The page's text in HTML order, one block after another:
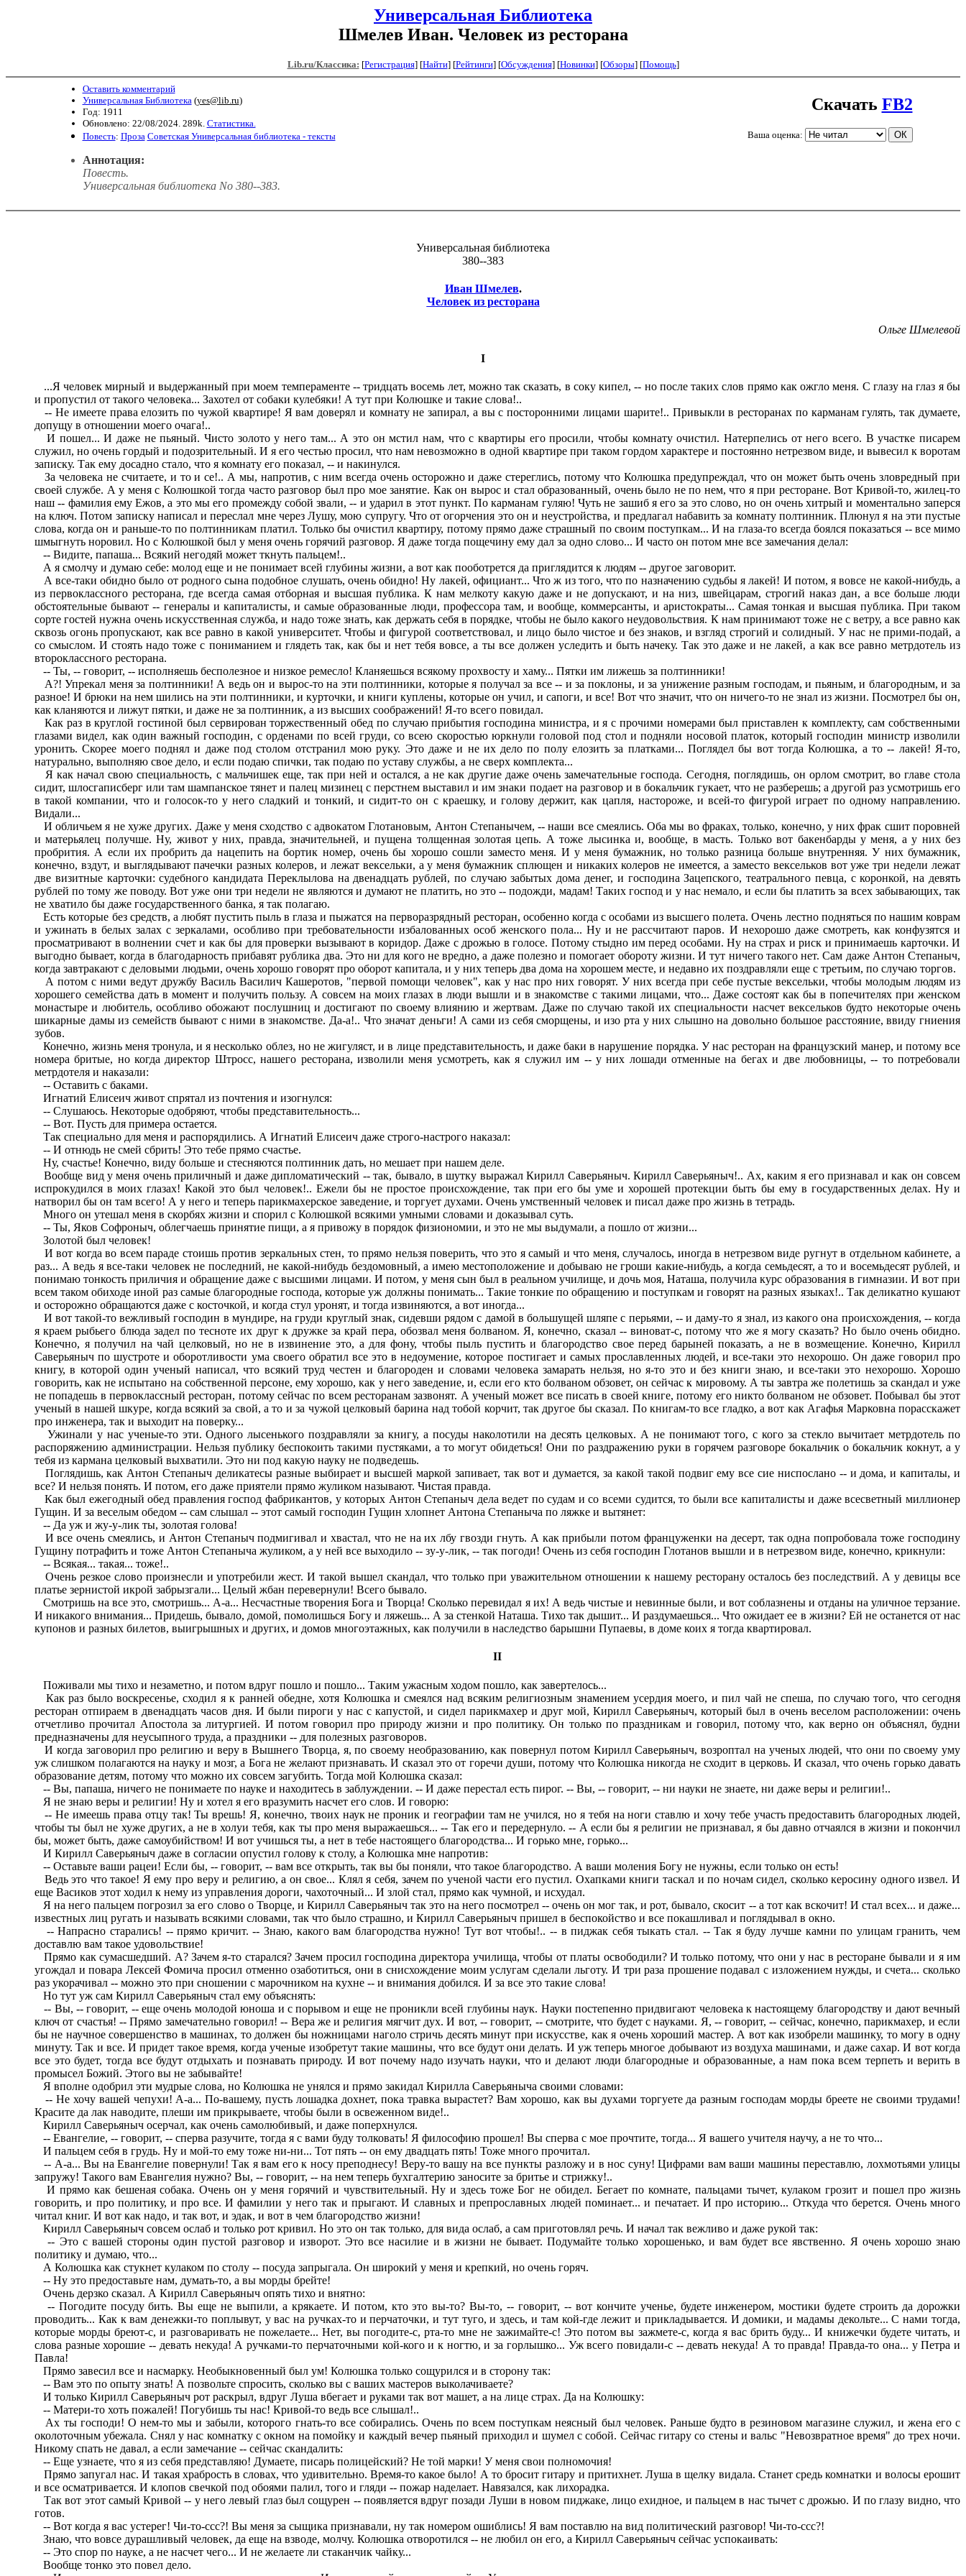
Универсальная Библиотека
Шмелев Иван. Человек из ресторана
Lib.ru/Классика: [Регистрация] [Найти] [Рейтинги] [Обсуждения] [Новинки] [Обзоры] [Помощь]
Оставить комментарий
Универсальная Библиотека (yes@lib.ru)
Год: 1911
Обновлено: 22/08/2024. 289k. Статистика.
Повесть: Проза Советская Универсальная библиотека - тексты
Скачать FB2
Ваша оценка:
Аннотация:
Повесть.
Универсальная библиотека No 380--383.
Универсальная библиотека
380--383
Иван Шмелев.
Человек из ресторана
Ольге Шмелевой
I
...Я человек мирный и выдержанный при моем темпераменте -- тридцать восемь лет, можно так сказать, в соку кипел, -- но после таких слов прямо как ожгло меня. С глазу на глаз я бы
и пропустил от такого человека... Захотел от собаки кулебяки! А тут при Колюшке и такие слова!..
-- Не имеете права елозить по чужой квартире! Я вам доверял и комнату не запирал, а вы с посторонними лицами шарите!.. Привыкли в ресторанах по карманам гулять, так думаете,
допущу в отношении моего очага!..
И пошел... И даже не пьяный. Чисто золото у него там... А это он мстил нам, что с квартиры его просили, чтобы комнату очистил. Натерпелись от него всего. В участке писарем
служил, но очень гордый и подозрительный. И я его честью просил, что нам невозможно в одной квартире при таком гордом характере и постоянно нетрезвом виде, и вывесил к воротам
записку. Так ему досадно стало, что я комнату его показал, -- и накинулся.
За человека не считаете, и то и се!.. А мы, напротив, с ним всегда очень осторожно и даже стереглись, потому что Колюшка предупреждал, что он может быть очень зловредный при
своей службе. А у меня с Колюшкой тогда часто разговор был про мое занятие. Как он вырос и стал образованный, очень было не по нем, что я при ресторане. Вот Кривой-то, жилец-то
наш -- фамилия ему Ежов, а это мы его промежду собой звали, -- и ударил в этот пункт. По карманам гуляю! Чуть не зашиб я его за это слово, но он очень хитрый и моментально заперся
на ключ. Потом записку написал и переслал мне через Лушу, мою супругу. Что от огорчения это он и неустройства, и предлагал набавить за комнату полтинник. Плюнул я на эти пустые
слова, когда он и раньше-то по полтинникам платил. Только бы очистил квартиру, потому прямо даже страшный по своим поступкам... И на глаза-то всегда боялся показаться -- все мимо
шмыгнуть норовил. Но с Колюшкой был у меня очень горячий разговор. Я даже тогда пощечину ему дал за одно слово... И часто он потом мне все замечания делал:
-- Видите, папаша... Всякий негодяй может ткнуть пальцем!..
А я смолчу и думаю себе: молод еще и не понимает всей глубины жизни, а вот как пооботрется да приглядится к людям -- другое заговорит.
А все-таки обидно было от родного сына подобное слушать, очень обидно! Ну лакей, официант... Что ж из того, что по назначению судьбы я лакей! И потом, я вовсе не какой-нибудь, а
из первоклассного ресторана, где всегда самая отборная и высшая публика. К нам мелкоту какую даже и не допускают, и на низ, швейцарам, строгий наказ дан, а все больше люди
обстоятельные бывают -- генералы и капиталисты, и самые образованные люди, профессора там, и вообще, коммерсанты, и аристократы... Самая тонкая и высшая публика. При таком
сорте гостей нужна очень искусственная служба, и надо тоже знать, как держать себя в порядке, чтобы не было какого неудовольствия. К нам принимают тоже не с ветру, а все равно как
сквозь огонь пропускают, как все равно в какой университет. Чтобы и фигурой соответствовал, и лицо было чистое и без знаков, и взгляд строгий и солидный. У нас не прими-подай, а
со смыслом. И стоять надо тоже с пониманием и глядеть так, как бы и нет тебя вовсе, а ты все должен уследить и быть начеку. Так это даже и не лакей, а как все равно метрдотель из
второклассного ресторана.
-- Ты, -- говорит, -- исполняешь бесполезное и низкое ремесло! Кланяешься всякому прохвосту и хаму... Пятки им лижешь за полтинники!
А?! Упрекал меня за полтинники! А ведь он и вырос-то на эти полтинники, которые я получал за все -- и за поклоны, и за унижение разным господам, и пьяным, и благородным, и за
разное! И брюки на нем шились на эти полтинники, и курточки, и книги куплены, которые он учил, и сапоги, и все! Вот что значит, что он ничего-то не знал из жизни. Посмотрел бы он,
как кланяются и лижут пятки, и даже не за полтинник, а из высших соображений! Я-то всего повидал.
Как раз в круглой гостиной был сервирован торжественный обед по случаю прибытия господина министра, и я с прочими номерами был приставлен к комплекту, сам собственными
глазами видел, как один важный господин, с орденами по всей груди, со всею скоростью юркнули головой под стол и подняли носовой платок, который господин министр изволили
уронить. Скорее моего поднял и даже под столом отстранил мою руку. Это даже и не их дело по полу елозить за платками... Поглядел бы вот тогда Колюшка, а то -- лакей! Я-то,
натурально, выполняю свое дело, и если подаю спички, так подаю по уставу службы, а не сверх комплекта...
Я как начал свою специальность, с мальчишек еще, так при ней и остался, а не как другие даже очень замечательные господа. Сегодня, поглядишь, он орлом смотрит, во главе стола
сидит, шлосгаписберг или там шампанское тянет и палец мизинец с перстнем выставил и им знаки подает на разговор и в бокальчик гукает, что не разберешь; а другой раз усмотришь его
в такой компании, что и голосок-то у него сладкий и тонкий, и сидит-то он с краешку, и голову держит, как цапля, настороже, и всей-то фигурой играет по одному направлению.
Видали...
И обличьем я не хуже других. Даже у меня сходство с адвокатом Глотановым, Антон Степанычем, -- наши все смеялись. Оба мы во фраках, только, конечно, у них фрак сшит поровней
и матерьялец получше. Ну, живот у них, правда, значительней, и пущена толщенная золотая цепь. А тоже лысинка и, вообще, в масть. Только вот бакенбарды у меня, а у них без
пробрития. А если их пробрить да нацепить на бортик номер, очень бы хорошо сошли заместо меня. И у меня бумажник, но только разница больше внутренняя. У них бумажник,
конечно, вздут, и выглядывают пачечки разных колеров, и лежат вексельки, а у меня бумажник сплющен и никаких колеров не имеется, а заместо вексельков вот уже три недели лежат
две визитные карточки: судебного кандидата Переклылова на двенадцать рублей, по случаю забытых дома денег, и господина Зацепского, театрального певца, с коронкой, на девять
рублей по тому же поводу. Вот уже они три недели не являются и думают не платить, но это -- подожди, мадам! Таких господ и у нас немало, и если бы платить за всех забывающих, так
не хватило бы даже государственного банка, я так полагаю.
Есть которые без средств, а любят пустить пыль в глаза и пыжатся на перворазрядный ресторан, особенно когда с особами из высшего полета. Очень лестно подняться по нашим коврам
и ужинать в белых залах с зеркалами, особливо при требовательности избалованных особ женского пола... Ну и не рассчитают паров. И нехорошо даже смотреть, как конфузятся и
просматривают в волнении счет и как бы для проверки вызывают в коридор. Даже с дрожью в голосе. Потому стыдно им перед особами. Ну на страх и риск и принимаешь карточки. И
выгодно бывает, когда в благодарность прибавят рублика два. Это ни для кого не вредно, а даже полезно и помогает обороту жизни. И тут ничего такого нет. Сам даже Антон Степаныч,
когда завтракают с деловыми людьми, очень хорошо говорят про оборот капитала, и у них теперь два дома на хорошем месте, и недавно их поздравляли еще с третьим, по случаю торгов.
А потом с ними ведут дружбу Василь Василич Кашеротов, "первой помощи человек", как у нас про них говорят. У них всегда при себе пустые вексельки, чтобы молодым людям из
хорошего семейства дать в момент и получить пользу. А совсем на моих глазах в люди вышли и в знакомстве с такими лицами, что... Даже состоят как бы в попечителях при женском
монастыре и любитель, особливо обожают послушниц и достигают по своему влиянию и жертвам. Даже по случаю такой их специальности насчет вексельков будто некоторые очень
шикарные дамы из семейств бывают с ними в знакомстве. Да-а!.. Что значат деньги! А сами из себя сморщены, и изо рта у них слышно на довольно большое расстояние, ввиду гниения
зубов.
Конечно, жизнь меня тронула, и я несколько облез, но не жигуляст, и в лице представительность, и даже баки в нарушение порядка. У нас ресторан на французский манер, и потому все
номера бритые, но когда директор Штросс, нашего ресторана, изволили меня усмотреть, как я служил им -- у них лошади отменные на бегах и две любовницы, -- то потребовали
метрдотеля и наказали:
-- Оставить с баками.
Игнатий Елисеич живот спрятал из почтения и изогнулся:
-- Слушаюсь. Некоторые одобряют, чтобы представительность...
-- Вот. Пусть для примера остается.
Так специально для меня и распорядились. А Игнатий Елисеич даже строго-настрого наказал:
-- И отнюдь не смей сбрить! Это тебе прямо счастье.
Ну, счастье! Конечно, виду больше и стесняются полтинник дать, но мешает при нашем деле.
Вообще вид у меня очень приличный и даже дипломатический -- так, бывало, в шутку выражал Кирилл Саверьяныч. Кирилл Саверьяныч!.. Ах, каким я его признавал и как он совсем
испрокудился в моих глазах! Какой это был человек!.. Ежели бы не простое происхождение, так при его бы уме и хорошей протекции быть бы ему в государственных делах. Ну и
натворил бы он там всего! А у него и теперь парикмахерское заведение, и торгует духами. Очень умственный человек и писал даже про жизнь в тетрадь.
Много он утешал меня в скорбях жизни и спорил с Колюшкой всякими умными словами и доказывал суть.
-- Ты, Яков Софроныч, облегчаешь принятие пищи, а я привожу в порядок физиономии, и это не мы выдумали, а пошло от жизни...
Золотой был человек!
И вот когда во всем параде стоишь против зеркальных стен, то прямо нельзя поверить, что это я самый и что меня, случалось, иногда в нетрезвом виде ругнут в отдельном кабинете, а
раз... А ведь я все-таки человек не последний, не какой-нибудь бездомовный, а имею местоположение и добываю не гроши какие-нибудь, а когда семьдесят, а то и восемьдесят рублей, и
понимаю тонкость приличия и обращение даже с высшими лицами. И потом, у меня сын был в реальном училище, и дочь моя, Наташа, получила курс образования в гимназии. И вот при
всем таком обиходе иной раз самые благородные господа, которые уж должны понимать... Такие тонкие по обращению и поступкам и говорят на разных языках!.. Так деликатно кушают
и осторожно обращаются даже с косточкой, и когда стул уронят, и тогда извиняются, а вот иногда...
И вот такой-то вежливый господин в мундире, на груди круглый знак, сидевши рядом с дамой в большущей шляпе с перьями, -- и даму-то я знал, из какого она происхождения, -- когда
я краем рыбьего блюда задел по тесноте их друг к дружке за край пера, обозвал меня болваном. Я, конечно, сказал -- виноват-с, потому что же я могу сказать? Но было очень обидно.
Конечно, я получил на чай целковый, но не в извинение это, а для фону, чтобы пыль пустить и благородство свое перед барыней показать, а не в возмещение. Конечно, Кирилл
Саверьяныч по шустроте и оборотливости ума своего обратил все это в недоумение, которое постигает и самых прославленных людей, и все-таки это нехорошо. Он даже говорил про
книгу, в которой один ученый написал, что всякий труд честен и благороден и словами человека замарать нельзя, но я-то это и без книги знаю, и все-таки это нехорошо. Хорошо
говорить, как не испытано на собственной персоне, ему хорошо, как у него заведение, и, если его кто болваном обзовет, он сейчас к мировому. А ты завтра же полетишь за скандал и уже
не попадешь в первоклассный ресторан, потому сейчас по всем ресторанам зазвонят. А ученый может все писать в своей книге, потому его никто болваном не обзовет. Побывал бы этот
ученый в нашей шкуре, когда всякий за свой, а то и за чужой целковый барина над тобой корчит, так другое бы сказал. По книгам-то все гладко, а вот как Агафья Марковна порасскажет
про инженера, так и выходит на поверку...
Ужинали у нас ученые-то эти. Одного лысенького поздравляли за книгу, а посуды наколотили на десять целковых. А не понимают того, с кого за стекло вычитает метрдотель по
распоряжению администрации. Нельзя публику беспокоить такими пустяками, а то могут обидеться! Они по раздражению руки в горячем разговоре бокальчик о бокальчик кокнут, а у
тебя из кармана целковый выхватили. Это ни под какую науку не подведешь.
Поглядишь, как Антон Степаныч деликатесы разные выбирает и высшей маркой запивает, так вот и думается, за какой такой подвиг ему все сие ниспослано -- и дома, и капиталы, и
все? И нельзя понять. И потом, его даже приятели прямо жуликом называют. Чистая правда.
Как был ежегодный обед правления господ фабрикантов, у которых Антон Степаныч дела ведет по судам и со всеми судится, то были все капиталисты и даже всесветный миллионер
Гущин. И за веселым обедом -- сам слышал -- этот самый господин Гущин хлопнет Антона Степаныча по ляжке и вытянет:
-- Да уж и жу-у-лик ты, золотая голова!
И все очень смеялись, и Антон Степаныч подмигивал и хвастал, что не на их лбу гвозди гнуть. А как прибыли потом француженки на десерт, так одна попробовала тоже господину
Гущину потрафить и тоже Антон Степаныча жуликом, а у ней все выходило -- зу-у-лик, -- так погоди! Очень из себя господин Глотанов вышли и в нетрезвом виде, конечно, крикнули:
-- Всякая... такая... тоже!..
Очень резкое слово произнесли и употребили жест. И такой вышел скандал, что только при уважительном отношении к нашему ресторану осталось без последствий. А у девицы все
платье зернистой икрой забрызгали... Целый жбан перевернули! Всего бывало.
Смотришь на все это, смотришь... А-а... Несчастные творения Бога и Творца! Сколько перевидал я их! А ведь чистые и невинные были, и вот соблазнены и отданы на уличное терзание.
И никакого внимания... Придешь, бывало, домой, помолишься Богу и ляжешь... А за стенкой Наташа. Тихо так дышит... И раздумаешься... Что ожидает ее в жизни? Ей не останется от нас
купонов и разных билетов, выигрышных и других, и домов многоэтажных, как получили в наследство барышни Пупаевы, в доме коих я тогда квартировал.
II
Поживали мы тихо и незаметно, и потом вдруг пошло и пошло... Таким ужасным ходом пошло, как завертелось...
Как раз было воскресенье, сходил я к ранней обедне, хотя Колюшка и смеялся над всяким религиозным знамением усердия моего, и пил чай не спеша, по случаю того, что сегодня
ресторан отпираем в двенадцать часов дня. И были пироги у нас с капустой, и сидел парикмахер и друг мой, Кирилл Саверьяныч, который был в очень веселом расположении: очень
отчетливо прочитал Апостола за литургией. И потом говорил про природу жизни и про политику. Он только по праздникам и говорил, потому что, как верно он объяснял, будни
предназначены для неусыпного труда, а праздники -- для полезных разговоров.
И когда заговорил про религию и веру в Вышнего Творца, я, по своему необразованию, как повернул потом Кирилл Саверьяныч, возроптал на ученых людей, что они по своему уму
уж слишком полагаются на науку и мозг, а Бога не желают признавать. И сказал это от горечи души, потому что Колюшка никогда не сходит в церковь. И сказал, что очень горько давать
образование детям, потому что можно их совсем загубить. Тогда мой Колюшка сказал:
-- Вы, папаша, ничего не понимаете по науке и находитесь в заблуждении. -- И даже перестал есть пирог. -- Вы, -- говорит, -- ни науки не знаете, ни даже веры и религии!..
Я не знаю веры и религии! Ну и хотел я его вразумить насчет его слов. И говорю:
-- Не имеешь права отцу так! Ты врешь! Я, конечно, твоих наук не проник и географии там не учился, но я тебя на ноги ставлю и хочу тебе участь предоставить благородных людей,
чтобы ты был не хуже других, а не в холуи тебя, как ты про меня выражаешься... -- Так его и передернуло. -- А если бы я религии не признавал, я бы давно отчаялся в жизни и покончил
бы, может быть, даже самоубийством! И вот учишься ты, а нет в тебе настоящего благородства... И горько мне, горько...
И Кирилл Саверьяныч даже в согласии опустил голову к столу, а Колюшка мне напротив:
-- Оставьте ваши рацеи! Если бы, -- говорит, -- вам все открыть, так вы бы поняли, что такое благородство. А ваши моления Богу не нужны, если только он есть!
Ведь это что такое! Я ему про веру и религию, а он свое... Клял я себя, зачем по ученой части его пустил. Охапками книги таскал и по ночам сидел, сколько керосину одного извел. И
еще Васиков этот ходил к нему из управления дороги, чахоточный... И злой стал, прямо как чумной, и исхудал.
Я на него пальцем погрозил за его слово о Творце, и Кирилл Саверьяныч так это на него посмотрел -- очень он мог так, и рот, бывало, скосит -- а тот как вскочит! И стал всех... и даже...
известных лиц ругать и называть всякими словами, так что было страшно, и Кирилл Саверьяныч пришел в беспокойство и все покашливал и поглядывал в окно.
-- Напрасно старались! -- прямо кричит. -- Знаю, какого вам благородства нужно! Тут вот чтобы!.. -- в пиджак себя тыкать стал. -- Так я буду лучше камни по улицам гранить, чем
доставлю вам такое удовольствие!
Прямо как сумасшедший. А? Зачем я-то старался? Зачем просил господина директора училища, чтобы от платы освободили? И только потому, что они у нас в ресторане бывали и я им
угождал и повара Лексей Фомича просил отменно озаботиться, они в снисхождение моим услугам сделали льготу. И три раза прошение подавал с изложением нужды, и счета... сколько
раз укорачивал -- можно это при сношении с марочником на кухне -- и внимания добился. И за все это такие слова!
Но тут уж сам Кирилл Саверьяныч стал ему объяснять:
-- Вы, -- говорит, -- еще очень молодой юноша и с порывом и еще не проникли всей глубины наук. Науки постепенно придвигают человека к настоящему благородству и дают вечный
ключ от счастья! -- Прямо замечательно говорил! -- Вера же и религия мягчит дух. И вот, -- говорит, -- смотрите, что будет с науками. Я, -- говорит, -- сейчас, конечно, парикмахер, и если
бы не научное совершенство в машинах, то должен бы ножницами наголо стричь десять минут при искусстве, как я очень хороший мастер. А вот как изобрели машинку, то могу в одну
минуту. Так и все. И придет такое время, когда ученые изобретут такие машины, что все будут они делать. И уж теперь многое добывают из воздуха машинами, и даже сахар. И вот когда
все это будет, тогда все будут отдыхать и познавать природу. И вот почему надо изучать науки, что и делают люди благородные и образованные, а нам пока всем терпеть и верить в
промысел Божий. Этого вы не забывайте!
Я вполне одобрил эти мудрые слова, но Колюшка не унялся и прямо закидал Кирилла Саверьяныча своими словами:
-- Не хочу вашей чепухи! А-а... По-вашему, пусть лошадка дохнет, пока травка вырастет? Вам хорошо, как вы духами торгуете да разным господам морды бреете не своими трудами!
Красите да лак наводите, плеши им прикрываете, чтобы были в освеженном виде!..
Кирилл Саверьяныч осерчал, как очень самолюбивый, и даже поперхнулся.
-- Евангелие, -- говорит, -- сперва разучите, тогда я с вами буду толковать! Я философию прошел! Вы сперва с мое прочтите, тогда... Я вашего учителя научу, а не то что...
И пальцем себя в грудь. Ну и мой-то ему тоже ни-ни... Тот пять -- он ему двадцать пять! Тоже много прочитал.
-- А-а... Вы на Евангелие повернули! Так я вам его к носу преподнесу! Веру-то вашу на все пункты разложу и в нос суну! Цифрами вам ваши машины переставлю, лохмотьями улицы
запружу! Такого вам Евангелия нужно? Вы, -- говорит, -- на нем теперь бухгалтерию заносите за бритье и стрижку!..
И прямо как бешеная собака. Очень он у меня горячий и чувствительный. Ну и здесь тоже Бог не обидел. Бегает по комнате, пальцами тычет, кулаком грозит и пошел про жизнь
говорить, и про политику, и про все. И фамилии у него так и прыгают. И славных и препрославных людей поминает... и печатает. И про историю... Откуда что берется. Очень много
читал книг. И вот как надо, и так вот, и эдак, и вот в чем благородство жизни!
Кирилл Саверьяныч совсем ослаб и только рот кривил. Но это он так только, для вида ослаб, а сам приготовлял речь. И начал так вежливо и даже рукой так:
-- Это с вашей стороны один пустой разговор и изворот. Это все насилие и в жизни не бывает. Подумайте только хорошенько, и вам будет все явственно. Я очень хорошо знаю
политику и думаю, что...
А Колюшка как стукнет кулаком по столу -- посуда запрыгала. Он широкий у меня и крепкий, но очень горяч.
-- Ну это предоставьте нам, думать-то, а вы морды брейте!
Очень дерзко сказал. А Кирилл Саверьяныч опять тихо и внятно:
-- Погодите посуду бить. Вы еще не выпили, а крякаете. И потом, кто это вы-то? Вы-то, -- говорит, -- вот кончите ученье, будете инженером, мостики будете строить да дорожки
проводить... Как к вам денежки-то поплывут, у вас на ручках-то и перчаточки, и тут туго, и здесь, и там кой-где лежит и прикладывается. И домики, и мадамы декольте... С нами тогда,
которые морды бреют-с, и разговаривать не пожелаете... Нет, вы погодите-с, рта-то мне не зажимайте-с! Это потом вы зажмете-с, когда я вас брить буду... И книжечки будете читать, и
слова разные хорошие -- девать некуда! А ручками-то перчаточными кой-кого и к ногтю, и за горлышко... Уж всего повидали-с -- девать некуда! А то правда! Правда-то она... у Петра и
Павла!
Прямо завесил все и насмарку. Необыкновенный был ум! Колюшка только сощурился и в сторону так:
-- Вам это по опыту знать! А позвольте спросить, сколько вы с ваших мастеров выколачиваете?
И только Кирилл Саверьяныч рот раскрыл, вдруг Луша вбегает и руками так вот машет, а на лице страх. Да на Колюшку:
-- Матери-то хоть пожалей! Погубишь ты нас! Кривой-то ведь все слышал!..
Ах ты господи! О нем-то мы и забыли, которого гнать-то все собирались. Очень по всем поступкам неясный был человек. Раньше будто в резиновом магазине служил, и жена его с
околоточным убежала. Снял у нас комнатку с окном на помойку и каждый вечер пьяный приходил и шумел с собой. Сейчас гитару со стены и вальс "Невозвратное время" до трех ночи.
Никому спать не давал, а если замечание -- сейчас скандалить:
-- Еще узнаете, что я из себя представляю! Думаете, писарь полицейский? Не той марки! У меня свои полномочия!
Прямо запугал нас. И такая храбрость в словах, что удивительно. Время-то какое было! А то бросит гитару и притихнет. Луша в щелку видала. Станет средь комнатки и волосы ерошит
и все осматривается. И клопов свечкой под обоями палил, того и гляди -- пожар наделает. Навязался, как лихорадка.
Так вот этот самый Кривой -- у него левый глаз был сощурен -- появляется вдруг позади Луши в новом пиджаке, лицо ехидное, и пальцем в нас тычет с дрожью. И по глазу видно, что
готов.
-- Вот когда я вас устерег! Чи-то-ссс?! Вы меня за сыщика признавали, ну так номером ошиблись! Я вам поставлю на вид политический разговор! Чи-то-ссс?!
Знаю, что вовсе дурашливый человек, да еще на взводе, молчу. Колюшка отворотился -- не любил он его, а Кирилл Саверьяныч сейчас успокаивать:
-- Это спор по науке, а не насчет чего... И не желаете ли стаканчик чайку...
Вообще тонко это повел дело.